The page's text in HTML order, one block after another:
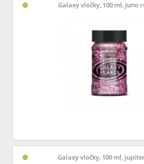
Galaxy vločky, 100 ml, juno
Galaxy vločky, 100 ml,